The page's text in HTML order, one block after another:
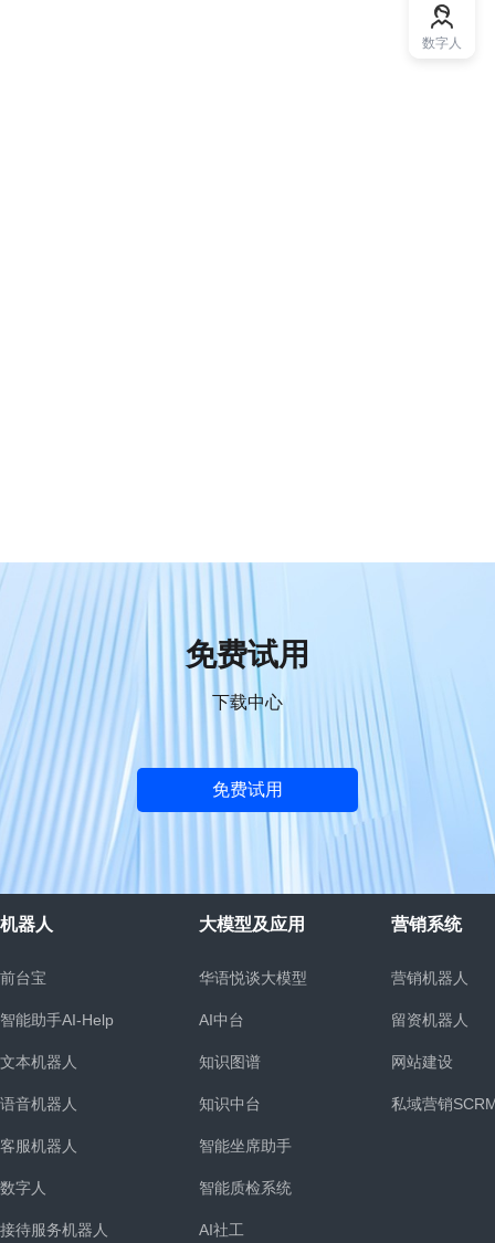
免费试用
下载中心
免费试用
机器人
前台宝
智能助手AI-Help
文本机器人
语音机器人
客服机器人
数字人
接待服务机器人
大模型及应用
华语悦谈大模型
AI中台
知识图谱
知识中台
智能坐席助手
智能质检系统
AI社工
营销系统
营销机器人
留资机器人
网站建设
私域营销
数字人